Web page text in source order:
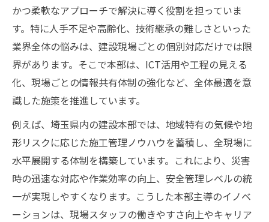
かつ柔軟なアプローチで解決に導く役割を担っていま
す。特に人手不足や高齢化、技術継承の難しさといった
業界全体の悩みは、建設現場ごとの個別対応だけでは限
界があります。そこで本部は、ICT活用や工程の見える
化、現場ごとの情報共有体制の強化など、全体最適を意
識した施策を推進しています。
例えば、埼玉県内の建設本部では、地域特有の気候や地
形リスクに応じた施工管理ノウハウを蓄積し、全現場に
水平展開する体制を構築しています。これにより、災害
時の迅速な対応や作業効率の向上、安全管理レベルの統
一が実現しやすくなります。こうした本部主導のイノベ
ーションは、現場スタッフの働きやすさ向上やキャリア